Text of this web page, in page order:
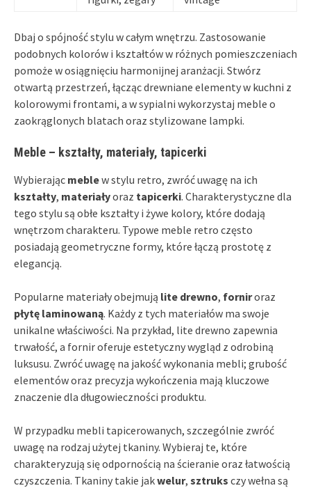
Dbaj o spójność stylu w całym wnętrzu. Zastosowanie
podobnych kolorów i kształtów w różnych pomieszczeniach
pomoże w osiągnięciu harmonijnej aranżacji. Stwórz
otwartą przestrzeń, łącząc drewniane elementy w kuchni z
kolorowymi frontami, a w sypialni wykorzystaj meble o
zaokrąglonych blatach oraz stylizowane lampki.
Meble – kształty, materiały, tapicerki
Wybierając meblew stylu retro, zwróć uwagę na ich
kształty, materiałyoraz tapicerki. Charakterystyczne dla
tego stylu są obłe kształty i żywe kolory, które dodają
wnętrzom charakteru. Typowe meble retro często
posiadają geometryczne formy, które łączą prostotę z
elegancją.
Popularne materiały obejmują lite drewno, forniroraz
płytę laminowaną. Każdy z tych materiałów ma swoje
unikalne właściwości. Na przykład, lite drewno zapewnia
trwałość, a fornir oferuje estetyczny wygląd z odrobiną
luksusu. Zwróć uwagę na jakość wykonania mebli; grubość
elementów oraz precyzja wykończenia mają kluczowe
znaczenie dla długowieczności produktu.
W przypadku mebli tapicerowanych, szczególnie zwróć
uwagę na rodzaj użytej tkaniny. Wybieraj te, które
charakteryzują się odpornością na ścieranie oraz łatwością
czyszczenia. Tkaniny takie jakwelur, sztruks czy wełna są